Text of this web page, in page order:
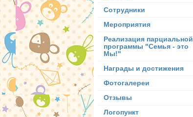
Сотрудники
Мероприятия
Реализация парциальной
программы "Семья - это
Мы!"
Награды и достижения
Фотогалереи
Отзывы
Логопункт